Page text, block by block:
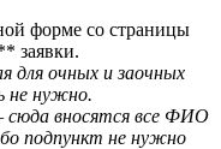
форме со страницы
заявки.
для очных и заочных
не нужно.
сюда вносятся все ФИО
подпункт не нужно